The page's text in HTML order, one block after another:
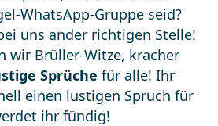
WhatsApp-Gruppe seid?
uns ander richtigen Stelle!
wir Brüller-Witze, kracher
Sprüche für alle! Ihr
einen lustigen Spruch für
ihr fündig!